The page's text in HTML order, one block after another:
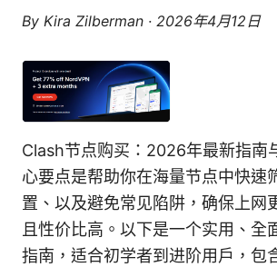
By Kira Zilberman · 2026年4月12日
Clash节点购买：2026年最新指南
心要点是帮助你在海量节点中快速
置、以及避免常见陷阱，确保上网
且性价比高。以下是一个实用、全
指南，适合初学者到进阶用户，包